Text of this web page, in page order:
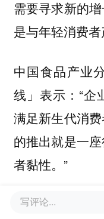
需要寻求新的
是与年轻消费者
中国食品产业
线」表示：“企
满足新生代消
的推出就是一
者黏性。”
「创业最前线
写评论...